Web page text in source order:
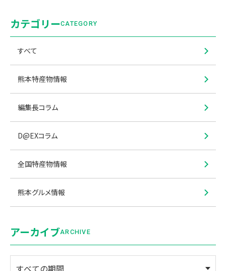
カテゴリーCATEGORY
すべて
熊本特産物情報
編集長コラム
D@EXコラム
全国特産物情報
熊本グルメ情報
アーカイブARCHIVE